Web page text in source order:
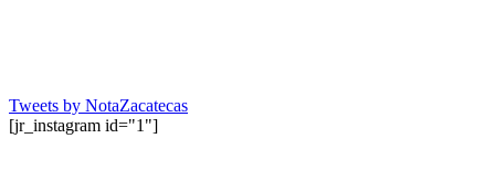
Tweets by NotaZacatecas
[jr_instagram id="1"]